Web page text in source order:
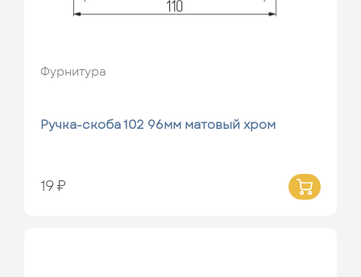
Фурнитура
Ручка-скоба 102 96мм матовый хром
19 ₽